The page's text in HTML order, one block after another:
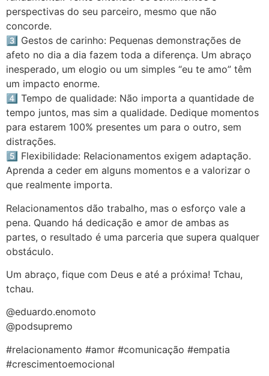
perspectivas do seu parceiro, mesmo que não
concorde.
3️⃣ Gestos de carinho: Pequenas demonstrações de
afeto no dia a dia fazem toda a diferença. Um abraço
inesperado, um elogio ou um simples “eu te amo” têm
um impacto enorme.
4️⃣ Tempo de qualidade: Não importa a quantidade de
tempo juntos, mas sim a qualidade. Dedique momentos
para estarem 100% presentes um para o outro, sem
distrações.
5️⃣ Flexibilidade: Relacionamentos exigem adaptação.
Aprenda a ceder em alguns momentos e a valorizar o
que realmente importa.
Relacionamentos dão trabalho, mas o esforço vale a
pena. Quando há dedicação e amor de ambas as
partes, o resultado é uma parceria que supera qualquer
obstáculo.
Um abraço, fique com Deus e até a próxima! Tchau,
tchau.
@eduardo.enomoto
@podsupremo
#relacionamento #amor #comunicação #empatia
#crescimentoemocional